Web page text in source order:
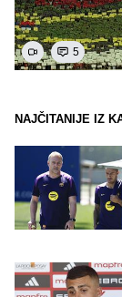
5
NAJČITANIJE IZ